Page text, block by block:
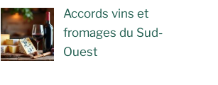
Accords vins et
fromages du Sud-
Ouest